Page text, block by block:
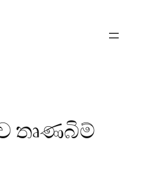
තෘණබිම්